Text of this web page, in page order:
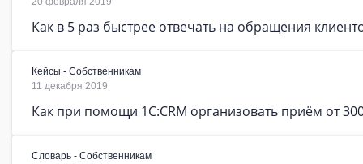
Как в 5 раз быстрее отвечать на обращения
Кейсы - Собственникам
11 декабря 2019
Как при помощи 1C:CRM организовать приём от
Словарь - Собственникам